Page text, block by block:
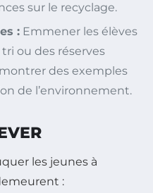
sur le recyclage.
: Emmener les élèves
ou des réserves
des exemples
de l’environnement.
les jeunes à
: